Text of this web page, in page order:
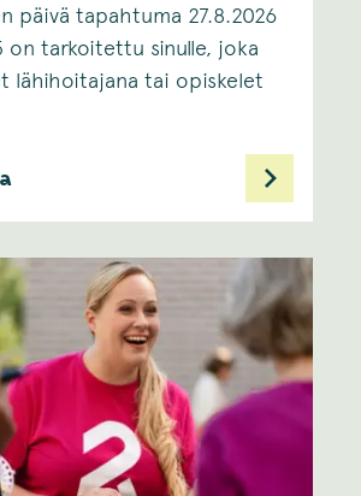
päivä tapahtuma 27.8.2026
on tarkoitettu sinulle, joka
lähihoitajana tai opiskelet